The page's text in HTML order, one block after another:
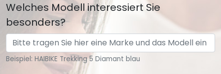
Welches Modell interessiert Sie
besonders?
Beispiel: HAIBIKE Trekking 5 Diamant blau